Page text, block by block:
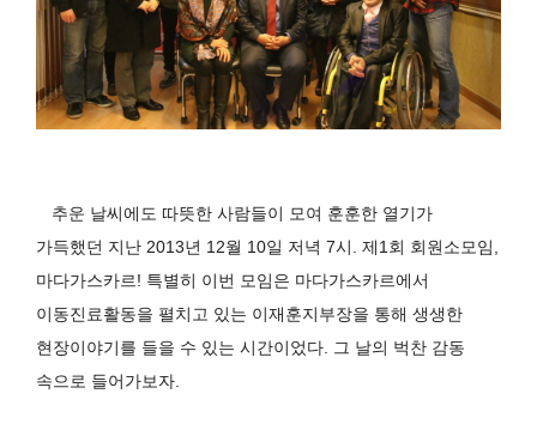
추운 날씨에도 따뜻한 사람들이 모여 훈훈한 열기가
가득했던 지난 2013년 12월 10일 저녁 7시. 제1회 회원소모임,
마다가스카르! 특별히 이번 모임은 마다가스카르에서
이동진료활동을 펼치고 있는 이재훈지부장을 통해 생생한
현장이야기를 들을 수 있는 시간이었다. 그 날의 벅찬 감동
속으로 들어가보자.